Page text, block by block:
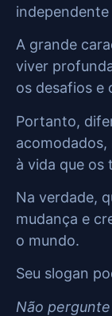
A grande
viver
os desafios e
Portanto,
acomodados,
à vida que os
Na verdade,
mudança e
o mundo.
Seu slogan
Não